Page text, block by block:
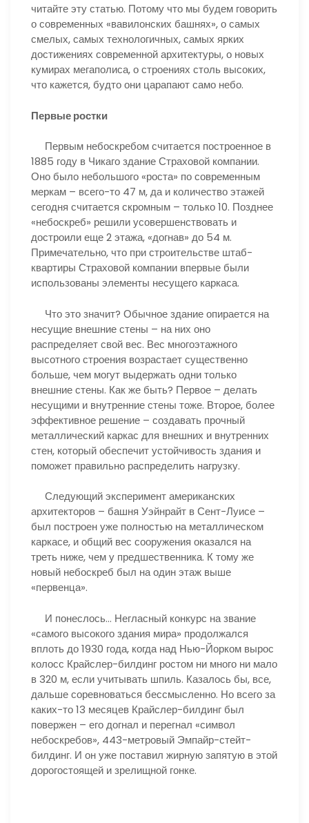
читайте эту статью. Потому что мы будем говорить
о современных «вавилонских башнях», о самых
смелых, самых технологичных, самых ярких
достижениях современной архитектуры, о новых
кумирах мегаполиса, о строениях столь высоких,
что кажется, будто они царапают само небо.
Первые ростки
Первым небоскребом считается построенное в
1885 году в Чикаго здание Страховой компании.
Оно было небольшого «роста» по современным
меркам – всего-то 47 м, да и количество этажей
сегодня считается скромным – только 10. Позднее
«небоскреб» решили усовершенствовать и
достроили еще 2 этажа, «догнав» до 54 м.
Примечательно, что при строительстве штаб-
квартиры Страховой компании впервые были
использованы элементы несущего каркаса.
Что это значит? Обычное здание опирается на
несущие внешние стены – на них оно
распределяет свой вес. Вес многоэтажного
высотного строения возрастает существенно
больше, чем могут выдержать одни только
внешние стены. Как же быть? Первое – делать
несущими и внутренние стены тоже. Второе, более
эффективное решение – создавать прочный
металлический каркас для внешних и внутренних
стен, который обеспечит устойчивость здания и
поможет правильно распределить нагрузку.
Следующий эксперимент американских
архитекторов – башня Уэйнрайт в Сент-Луисе –
был построен уже полностью на металлическом
каркасе, и общий вес сооружения оказался на
треть ниже, чем у предшественника. К тому же
новый небоскреб был на один этаж выше
«первенца».
И понеслось… Негласный конкурс на звание
«самого высокого здания мира» продолжался
вплоть до 1930 года, когда над Нью-Йорком вырос
колосс Крайслер-билдинг ростом ни много ни мало
в 320 м, если учитывать шпиль. Казалось бы, все,
дальше соревноваться бессмысленно. Но всего за
каких-то 13 месяцев Крайслер-билдинг был
повержен – его догнал и перегнал «символ
небоскребов», 443-метровый Эмпайр-стейт-
билдинг. И он уже поставил жирную запятую в этой
дорогостоящей и зрелищной гонке.